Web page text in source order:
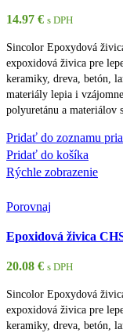
14.97 € s DPH
Sincolor Epoxydová
expoxidová živica pre
keramiky, dreva, betón,
materiály lepia i
polyuretánu a materiálov
Pridať do zoznamu
Pridať do košíka
Rýchle zobrazenie
Porovnaj
Epoxidová živica
20.08 € s DPH
Sincolor Epoxydová
expoxidová živica pre
keramiky, dreva, betón,